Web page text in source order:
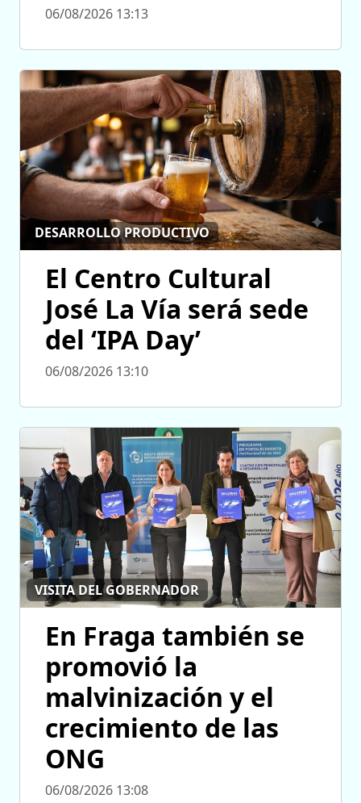
06/08/2026 13:13
DESARROLLO PRODUCTIVO
El Centro Cultural
José La Vía será sede
del ‘IPA Day’
06/08/2026 13:10
VISITA DEL GOBERNADOR
En Fraga también se
promovió la
malvinización y el
crecimiento de las
ONG
06/08/2026 13:08